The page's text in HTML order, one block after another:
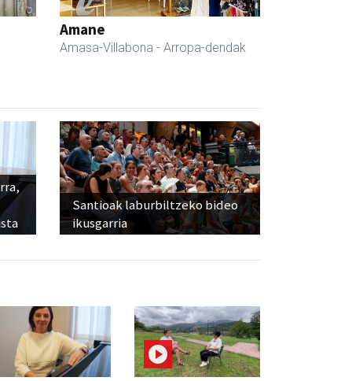
Amane
Amasa-Villabona - Arropa-dendak
Santioak laburbiltzeko bideo
ikusgarria